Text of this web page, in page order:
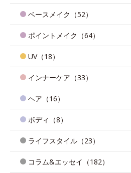
ベースメイク（52）
ポイントメイク（64）
UV（18）
インナーケア（33）
ヘア（16）
ボディ（8）
ライフスタイル（23）
コラム&エッセイ（182）